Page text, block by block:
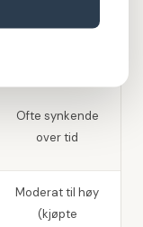
Faste smaker og
Ofte synkende
over tid
Moderat til høy
(kjøpte